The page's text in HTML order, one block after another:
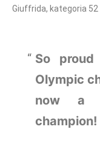
Giuffrida, kategoria 52
So
Olympic
now a
champion!